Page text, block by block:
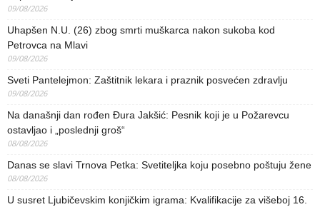
09/08/2026
Uhapšen N.U. (26) zbog smrti muškarca nakon sukoba kod
Petrovca na Mlavi
09/08/2026
Sveti Pantelejmon: Zaštitnik lekara i praznik posvećen zdravlju
09/08/2026
Na današnji dan rođen Đura Jakšić: Pesnik koji je u Požarevcu
ostavljao i „poslednji groš“
08/08/2026
Danas se slavi Trnova Petka: Svetiteljka koju posebno poštuju žene
08/08/2026
U susret Ljubičevskim konjičkim igrama: Kvalifikacije za višeboj 16.